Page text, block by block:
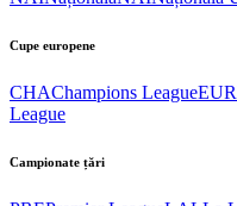
Cupe europene
CHAChampions LeagueEUR
League
Campionate țări